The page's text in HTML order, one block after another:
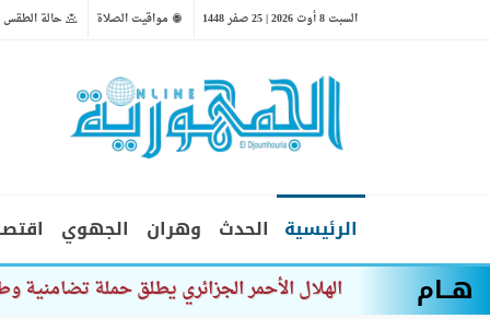
السبت 8 أوت 2026 | 25 صفر 1448 مواقيت الصلاة حالة الطقس
الرئيسية الحدث وهران الجهوي
هــام حوادث المرور: